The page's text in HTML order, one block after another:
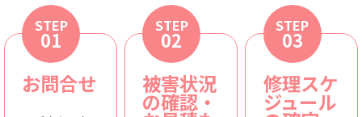
STEP
01
お問合せ
STEP
02
被害状況
の確認・
STEP
03
修理スケ
ジュール